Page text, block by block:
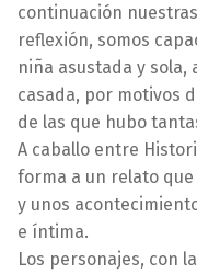
continuación
reflexión, somos
niña asustada y sola,
casada, por motivos
de las que hubo
A caballo entre
forma a un relato
y unos
e íntima.
Los personajes, con